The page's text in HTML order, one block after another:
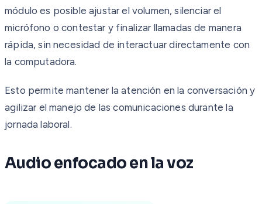
módulo es posible ajustar el volumen, silenciar el
micrófono o contestar y finalizar llamadas de manera
rápida, sin necesidad de interactuar directamente con
la computadora.
Esto permite mantener la atención en la conversación y
agilizar el manejo de las comunicaciones durante la
jornada laboral.
Audio enfocado en la voz